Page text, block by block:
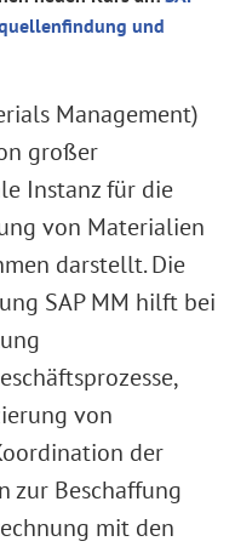
und
Management)
großer
Instanz für die
von Materialien
darstellt. Die
SAP MM hilft bei
von
der
zur Beschaffung
mit den